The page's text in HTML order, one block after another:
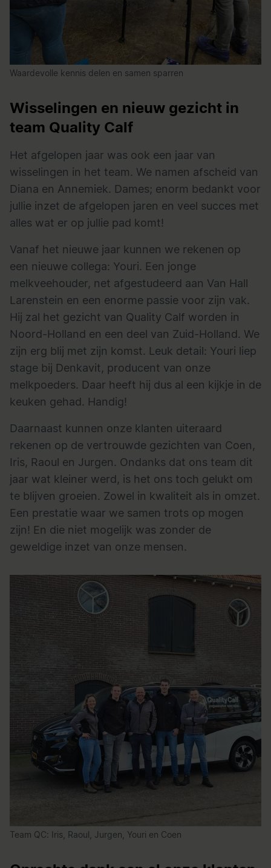
Waardevolle kennis delen en samen sparren
Wisselingen en nieuw gezicht in
team Quality Calf
Het afgelopen jaar was ook een jaar van
wisselingen in het team. We namen afscheid van
Diana en Annemiek. Dames; enorm bedankt voor
jullie inzet de afgelopen jaren en veel succes met
alles wat er op jullie pad komt!
Vanaf het nieuwe jaar kunnen we rekenen op
een nieuwe collega: Youri. Een jonge
melkveehouder, net afgestudeerd aan Van Hall
Larenstein en een enorme passie voor zijn vak.
Hij zal het gezicht van Quality Calf worden in
Noord-Holland en een deel van Zuid-Holland. We
zijn erg blij met zijn komst. Leuk detail: Youri liep
stage bij Denkavit, producent van onze
melkpoeders. Daar heeft hij dus al een kijkje in de
keuken gehad. Handig!
Daarnaast kunnen onze klanten uiteraard
rekenen op de vertrouwde gezichten van Coen,
Iris, Raoul en Jurgen. Ondanks dat ons team dit
jaar wat kleiner werd, is het ons toch gelukt om
te blijven groeien. Zowel in kwaliteit als in omzet.
Een prestatie waar we samen trots op mogen
zijn! En die niet mogelijk was zonder de
geweldige inzet van onze mensen.
Team QC: Iris, Raoul, Jurgen, Youri en Coen